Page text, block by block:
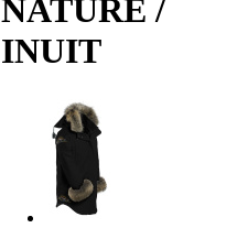
NATURE /
INUIT